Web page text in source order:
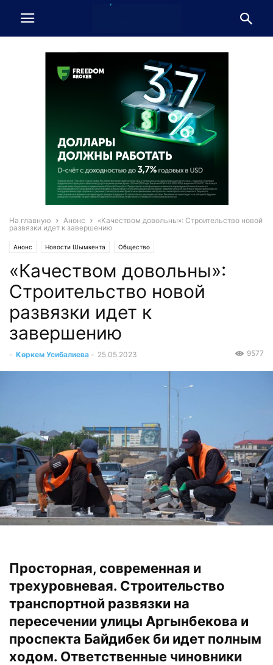
На главную Анонс
«Качеством довольны»: Строительство новой
развязки идет к завершению
Анонс Новости Шымкента Общество
«Качеством довольны»:
Строительство новой
развязки идет к
завершению
- Көркем Усибалиева - 25.05.2023 9577
Просторная, современная и
трехуровневая. Строительство
транспортной развязки на
пересечении улицы Аргынбекова и
проспекта Байдибек би идет полным
ходом. Ответственные чиновники